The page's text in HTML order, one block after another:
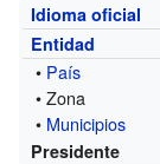
Idioma oficial
Entidad
• País
• Zona
• Municipios
Presidente